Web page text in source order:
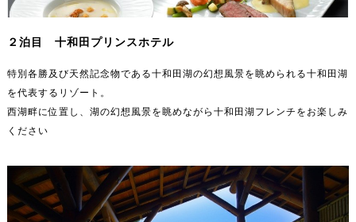
２泊目 十和田プリンスホテル
特別各勝及び天然記念物である十和田湖の幻想風景を眺められる十和田湖
を代表するリゾート。
西湖畔に位置し、湖の幻想風景を眺めながら十和田湖フレンチをお楽しみ
ください